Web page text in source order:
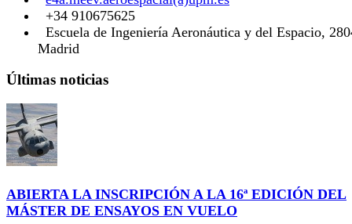
+34 910675625
Escuela de Ingeniería Aeronáutica y del Espacio,
Madrid
Últimas noticias
ABIERTA LA INSCRIPCIÓN A LA 16ª EDICIÓN DEL
MÁSTER DE ENSAYOS EN VUELO